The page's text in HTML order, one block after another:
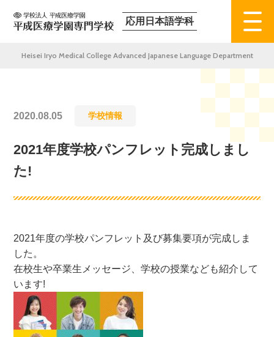
応用日本語学科
Heisei Iryo Medical College Advanced Japanese Language Department
2020.08.05 学校情報
2021年度学校パンフレット完成しまし
た!
2021年度の学校パンフレット及び募集要項が完成しま
した。
在校生や卒業生メッセージ、学校の授業なども紹介して
います!